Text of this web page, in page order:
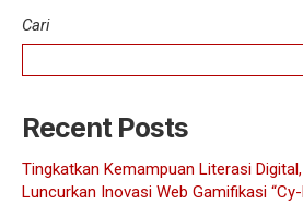
Cari
Recent Posts
Tingkatkan Kemampuan Literasi
Luncurkan Inovasi Web Gamifikasi “Cy-